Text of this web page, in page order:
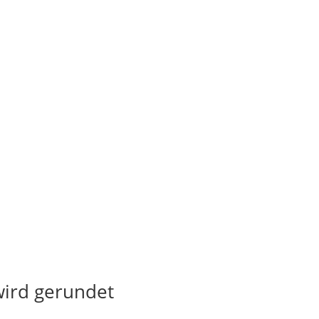
gerundet